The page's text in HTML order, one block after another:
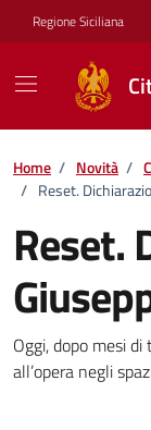
Vai ai contenuti
Vai al footer
Regione Siciliana
Home / Novità /
/ Reset.
Reset.
Dettagli
Oggi, dopo mesi
all’opera negli